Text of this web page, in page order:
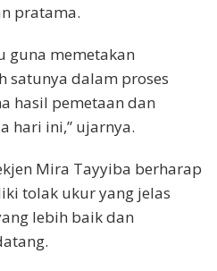
pratama.
guna memetakan
satunya dalam proses
hasil pemetaan dan
hari ini,” ujarnya.
Mira Tayyiba berharap
tolak ukur yang jelas
lebih baik dan